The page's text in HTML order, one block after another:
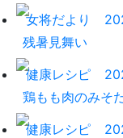
女将だより
残暑見舞い
健康レシピ
鶏もも肉のみそ
健康レシピ